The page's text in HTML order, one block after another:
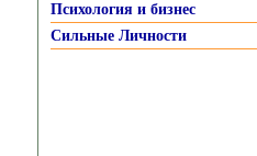
Психология и бизнес
Сильные Личности